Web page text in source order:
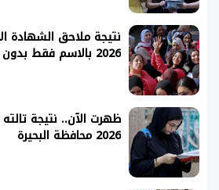
نتيجة ملاحق الشهادة
2026 بالاسم فقط بدون رقم الجلوس
ظهرت الآن.. نتيجة تالته
2026 محافظة البحيرة